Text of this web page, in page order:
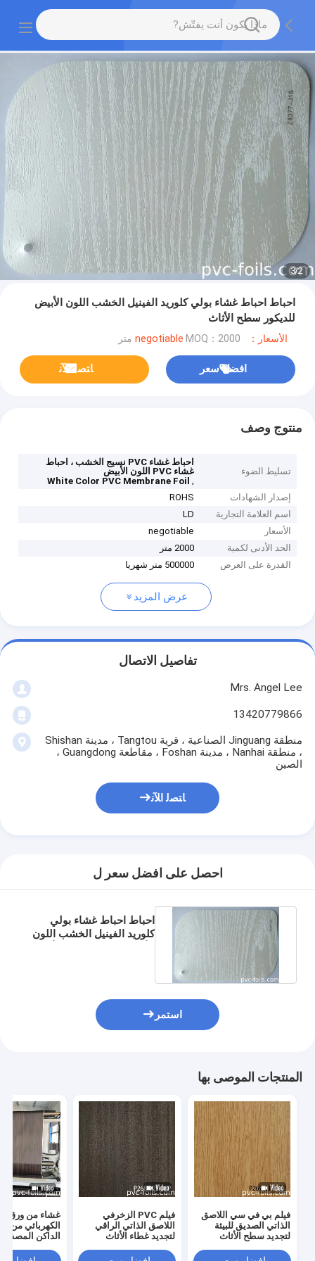
2
/
3
احباط احباط غشاء بولي كلوريد الفينيل الخشب اللون الأبيض
للديكور سطح الأثاث
الأسعار：negotiable MOQ：2000 متر
افضل سعر ﺎﺘﺼﻟ ﺍﻶﻧ
منتوج وصف
تسليط الضوء
احباط غشاء PVC نسيج الخشب ، احباط
غشاء PVC اللون الأبيض
,
White Color PVC Membrane Foil
إصدار الشهادات
ROHS
اسم العلامة التجارية
LD
الأسعار
negotiable
الحد الأدنى لكمية
2000 متر
القدرة على العرض
500000 متر شهريا
عرض المزيد
تفاصيل الاتصال
Mrs. Angel Lee
13420779866
منطقة Jinguang الصناعية ، قرية Tangtou ، مدينة Shishan
، منطقة Nanhai ، مدينة Foshan ، مقاطعة Guangdong ،
الصين
ﺎﺘﺼﻟ ﺍﻶﻧ
احصل على افضل سعر ل
احباط احباط غشاء بولي
كلوريد الفينيل الخشب اللون
استمر
المنتجات الموصى بها
فيلم بي في سي اللاصق
الذاتي الصديق للبيئة
لتجديد سطح الأثاث
فيلم PVC الزخرفي
اللاصق الذاتي الراقي
لتجديد غطاء الأثاث
غشاء من ورق
الكهربائي من
الداكن